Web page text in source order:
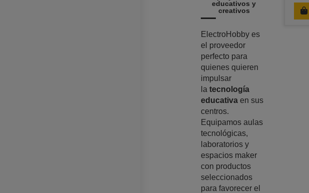
educativos y
creativos
ElectroHobby es
el proveedor
perfecto para
quienes quieren
impulsar
la tecnología
educativaen sus
centros.
Equipamos aulas
tecnológicas,
laboratorios y
espacios maker
con productos
seleccionados
para favorecer el